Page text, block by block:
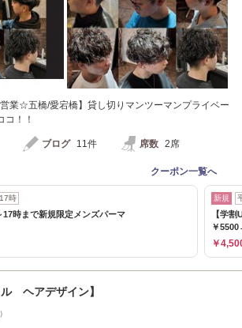
営業☆五橋/愛宕橋】貸し切りマンツーマンプライベー
コ！！
ブログ 11件 席数 2席
クーポン一覧へ
時
17時まで新規限定メンズパーマ
新規
【学
￥
￥
ヘアデザイン】